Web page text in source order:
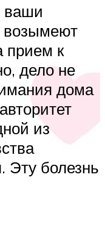
ваши
возымеют
прием к
дело не
дома
из
Эту болезнь